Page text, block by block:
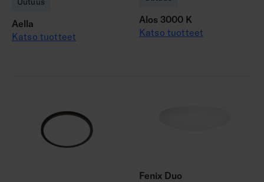
Aella
Katso tuotteet
Alos 3000 K
Katso tuotteet
Fenix Duo